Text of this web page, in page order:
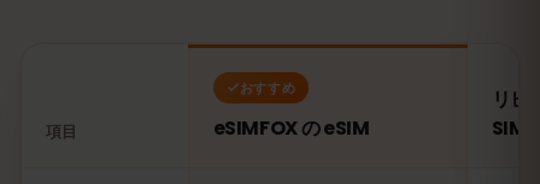
項目
おすすめ
eSIMFOX の eSIM
リヒ
SIM